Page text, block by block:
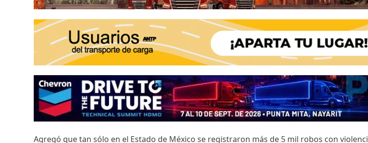
Agregó que tan sólo en el Estado de México se registraron más de 5 mil robos con